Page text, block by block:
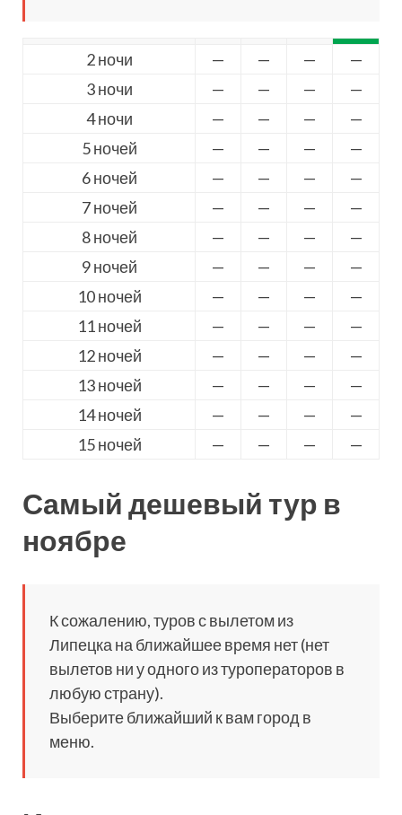
2 ночи — — —
—
3 ночи
— — —
—
4 ночи
— — —
—
5 ночей
— — —
—
6 ночей
— — —
—
7 ночей
— — —
—
8 ночей
— — —
—
9 ночей
— — —
—
10 ночей
— — —
—
11 ночей
— — —
—
12 ночей
— — —
—
13 ночей
— — —
—
14 ночей
— — —
—
15 ночей
— — — —
Самый дешевый тур в
ноябре
К сожалению, туров с вылетом из
Липецка на ближайшее время нет (нет
вылетов ни у одного из туроператоров в
любую страну).
Выберите ближайший к вам город в
меню.